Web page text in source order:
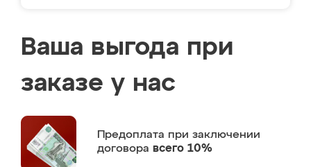
Ваша выгода при
заказе у нас
Предоплата при заключении
договора всего 10%